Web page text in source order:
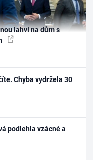
lahví na dům s
Chyba vydržela 30
podlehla vzácné a